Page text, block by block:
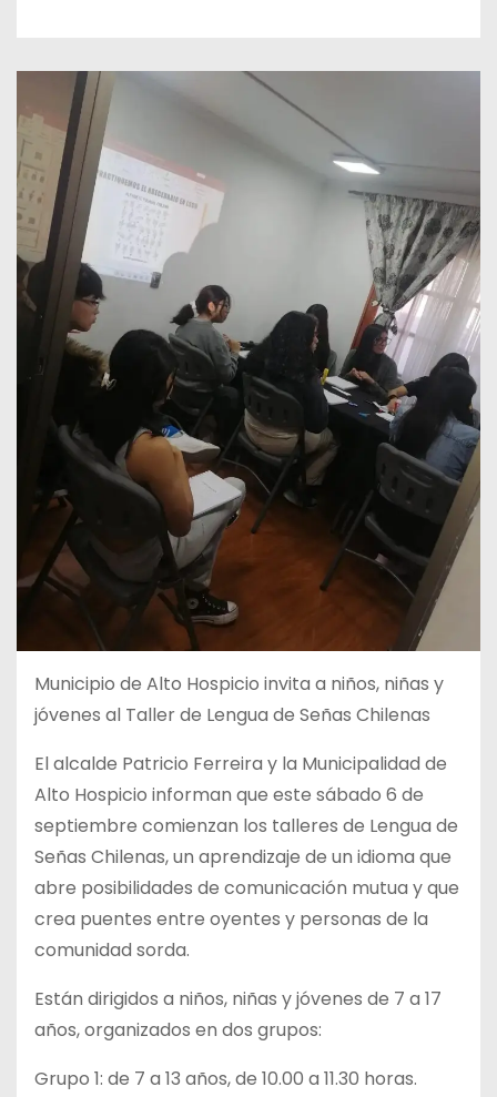
Municipio de Alto Hospicio invita a niños, niñas y
jóvenes al Taller de Lengua de Señas Chilenas
El alcalde Patricio Ferreira y la Municipalidad de
Alto Hospicio informan que este sábado 6 de
septiembre comienzan los talleres de Lengua de
Señas Chilenas, un aprendizaje de un idioma que
abre posibilidades de comunicación mutua y que
crea puentes entre oyentes y personas de la
comunidad sorda.
Están dirigidos a niños, niñas y jóvenes de 7 a 17
años, organizados en dos grupos:
Grupo 1: de 7 a 13 años, de 10.00 a 11.30 horas.